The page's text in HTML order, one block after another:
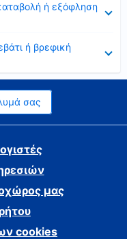
ή εξόφληση
ή βρεφική
σας
μας
cookies